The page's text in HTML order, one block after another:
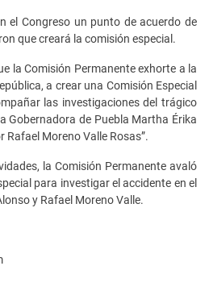
el Congreso un punto de acuerdo de
que creará la comisión especial.
la Comisión Permanente exhorte a la
a crear una Comisión Especial
las investigaciones del trágico
Gobernadora de Puebla Martha Érika
Rafael Moreno Valle Rosas”.
la Comisión Permanente avaló
para investigar el accidente en el
y Rafael Moreno Valle.